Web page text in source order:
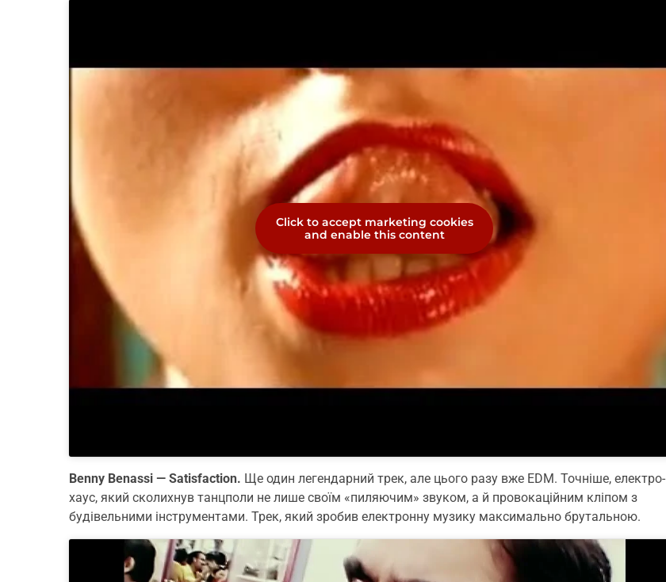
Click to accept marketing cookies
and enable this content
Benny Benassi — Satisfaction. Ще один легендарний трек, але цього разу вже EDM. Точніше, електро-
хаус, який сколихнув танцполи не лише своїм «пиляючим» звуком, а й провокаційним кліпом з
будівельними інструментами. Трек, який зробив електронну музику максимально брутальною.